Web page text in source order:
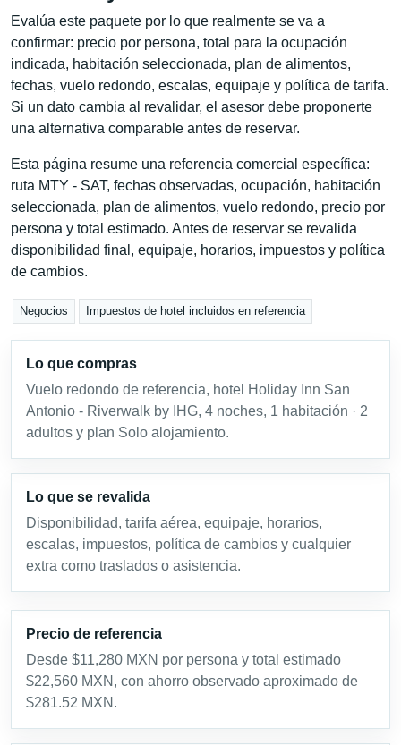
Evalúa este paquete por lo que realmente se va a
confirmar: precio por persona, total para la ocupación
indicada, habitación seleccionada, plan de alimentos,
fechas, vuelo redondo, escalas, equipaje y política de tarifa.
Si un dato cambia al revalidar, el asesor debe proponerte
una alternativa comparable antes de reservar.
Esta página resume una referencia comercial específica:
ruta MTY - SAT, fechas observadas, ocupación, habitación
seleccionada, plan de alimentos, vuelo redondo, precio por
persona y total estimado. Antes de reservar se revalida
disponibilidad final, equipaje, horarios, impuestos y política
de cambios.
Negocios Impuestos de hotel incluidos en referencia
Lo que compras
Vuelo redondo de referencia, hotel Holiday Inn San
Antonio - Riverwalk by IHG, 4 noches, 1 habitación · 2
adultos y plan Solo alojamiento.
Lo que se revalida
Disponibilidad, tarifa aérea, equipaje, horarios,
escalas, impuestos, política de cambios y cualquier
extra como traslados o asistencia.
Precio de referencia
Desde $11,280 MXN por persona y total estimado
$22,560 MXN, con ahorro observado aproximado de
$281.52 MXN.